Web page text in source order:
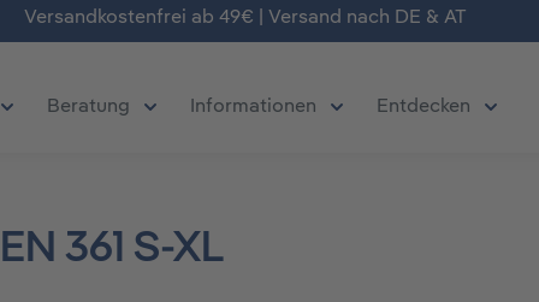
Versandkostenfrei ab 49€ | Versand nach DE & AT
das Dropdown der Kategorie Produkte
Öffne oder Schließe das Dropdown der Kategorie Deals
Beratung Informationen
Öffne oder Schließe
Entdecken
Öffne
361 S-XL